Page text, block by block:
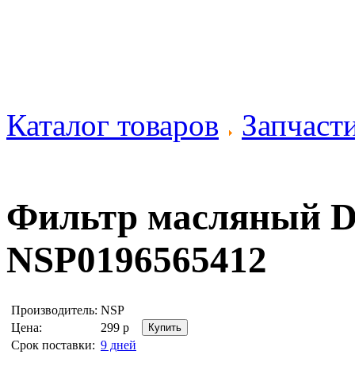
Каталог товаров
Фильтр масляный
NSP0196565412
Производитель: NSP
Цена:
299 р
Срок поставки: 9 дней